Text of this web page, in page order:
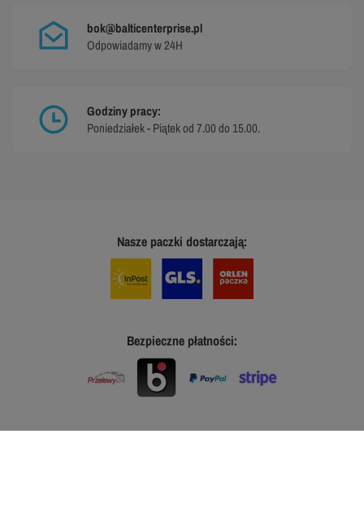
bok@balticenterprise.pl
Odpowiadamy w 24H
Godziny pracy:
Poniedziałek - Piątek od 7.00 do 15.00.
Nasze paczki dostarczają:
Bezpieczne płatności: